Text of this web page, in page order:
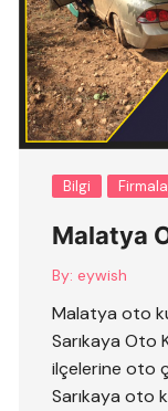
Bilgi
Malatya
By: eywish
Malatya oto
Sarıkaya Oto
ilçelerine oto
Sarıkaya oto